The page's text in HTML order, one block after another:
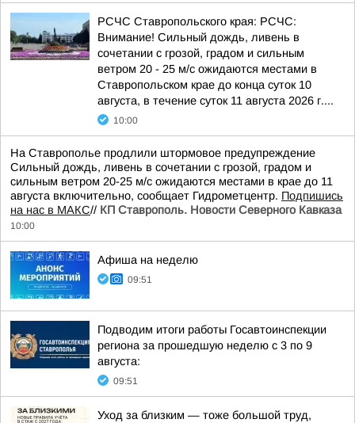
РСЧС Ставропольского края: РСЧС:
Внимание! Сильный дождь, ливень в
сочетании с грозой, градом и сильным
ветром 20 - 25 м/с ожидаются местами в
Ставропольском крае до конца суток 10
августа, в течение суток 11 августа 2026 г....
10:00
На Ставрополье продлили штормовое предупреждение
Сильный дождь, ливень в сочетании с грозой, градом и
сильным ветром 20-25 м/с ожидаются местами в крае до 11
августа включительно, сообщает Гидрометцентр. Подпишись
на нас в МАКС// КП Ставрополь. Новости Северного Кавказа
10:00
Афиша на неделю
09:51
Подводим итоги работы Госавтоинспекции
региона за прошедшую неделю с 3 по 9
августа:
09:51
Уход за близким — тоже большой труд,